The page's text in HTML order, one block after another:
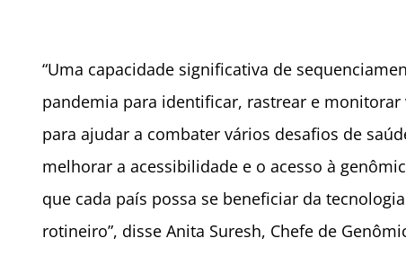
“Uma capacidade significativa de
pandemia para identificar, rastrear e
para ajudar a combater vários desafios de
melhorar a acessibilidade e o acesso à
que cada país possa se beneficiar da
rotineiro”, disse Anita Suresh, Chefe de